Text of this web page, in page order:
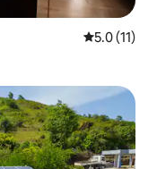
Calificación
5.0 (11)